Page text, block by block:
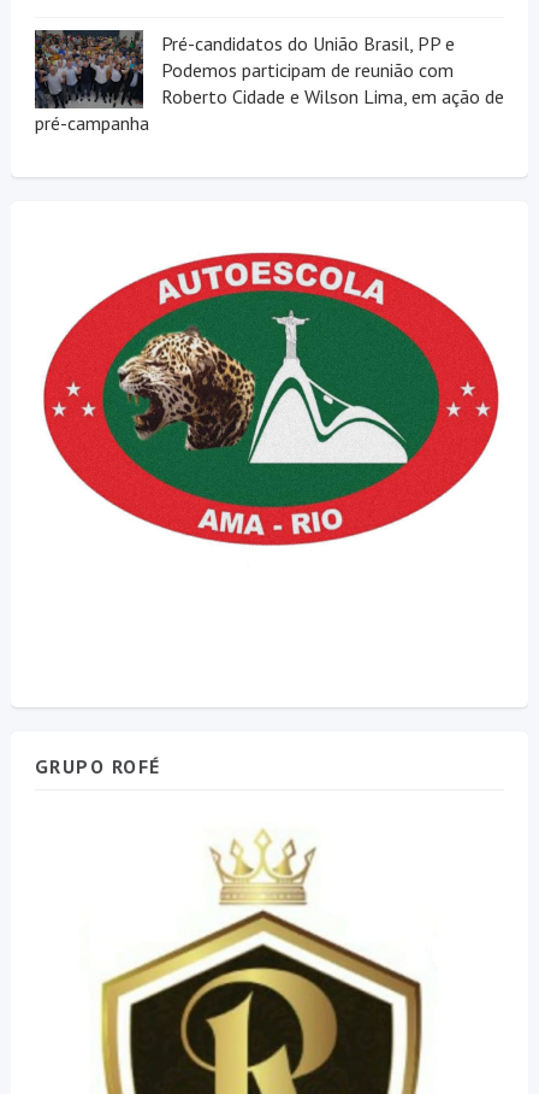
Pré-candidatos do União Brasil, PP e
Podemos participam de reunião com
Roberto Cidade e Wilson Lima, em ação de
pré-campanha
GRUPO ROFÉ